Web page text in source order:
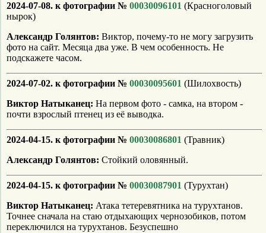
2024-07-08. к фотографии № 00030096101 (Красноголовый
нырок)
Александр Голянтов: Виктор, почему-то не могу загрузить
фото на сайт. Месяца два уже. В чем особенность. Не
подскажете часом.
2024-07-02. к фотографии № 00030095601 (Шилохвость)
Виктор Натыканец: На первом фото - самка, на втором -
почти взрослый птенец из её выводка.
2024-04-15. к фотографии № 00030086801 (Травник)
Александр Голянтов: Стойкий оловянный.
2024-04-15. к фотографии № 00030087901 (Турухтан)
Виктор Натыканец: Атака тетеревятника на турухтанов.
Точнее сначала на стаю отдыхающих чернозобиков, потом
переключился на турухтанов. Безуспешно